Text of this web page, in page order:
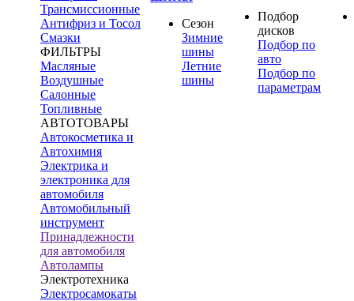
Трансмиссионные
Антифриз и Тосол
Смазки
ФИЛЬТРЫ
Масляные
Воздушные
Салонные
Топливные
АВТОТОВАРЫ
Автокосметика и
Автохимия
Электрика и
электроника для
автомобиля
Автомобильный
инструмент
Принадлежности
для автомобиля
Автолампы
Электротехника
Электросамокаты
Сезон
Зимние
шины
Летние
шины
Подбор
дисков
Подбор по
авто
Подбор по
параметрам